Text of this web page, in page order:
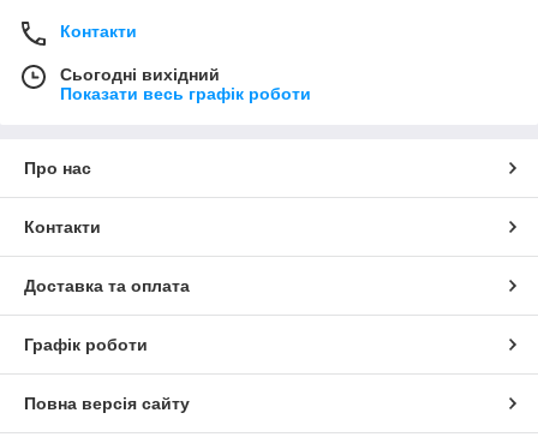
Контакти
Сьогодні вихідний
Показати весь графік роботи
Про нас
Контакти
Доставка та оплата
Графік роботи
Повна версія сайту